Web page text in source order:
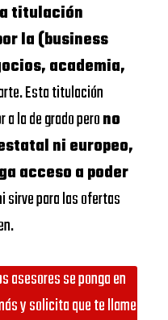
titulación
la (business
academia,
Esta titulación
la de grado perono
ni europeo,
acceso a poder
sirve para las ofertas
asesores se ponga en
y solicita que te llame